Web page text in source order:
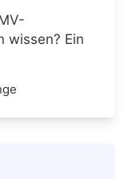
wissen? Ein